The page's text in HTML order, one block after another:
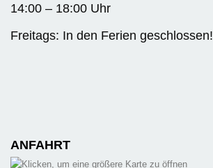
14:00 – 18:00 Uhr
Freitags: In den Ferien geschlossen!
ANFAHRT